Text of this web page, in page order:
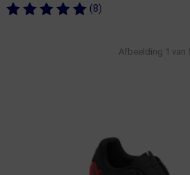
(8)
Afbeelding 1 van